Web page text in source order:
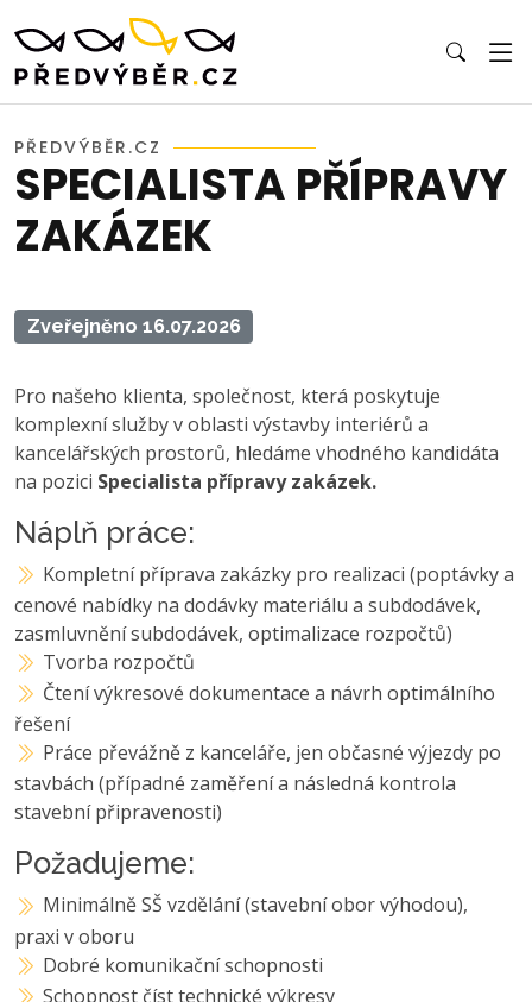
PŘEDVÝBĚR.CZ
SPECIALISTA PŘÍPRAVY
ZAKÁZEK
Zveřejněno 16.07.2026
Pro našeho klienta, společnost, která poskytuje
komplexní služby v oblasti výstavby interiérů a
kancelářských prostorů, hledáme vhodného kandidáta
na pozici Specialista přípravy zakázek.
Náplň práce:
Kompletní příprava zakázky pro realizaci (poptávky a
cenové nabídky na dodávky materiálu a subdodávek,
zasmluvnění subdodávek, optimalizace rozpočtů)
Tvorba rozpočtů
Čtení výkresové dokumentace a návrh optimálního
řešení
Práce převážně z kanceláře, jen občasné výjezdy po
stavbách (případné zaměření a následná kontrola
stavební připravenosti)
Požadujeme:
Minimálně SŠ vzdělání (stavební obor výhodou),
praxi v oboru
Dobré komunikační schopnosti
Schopnost číst technické výkresy